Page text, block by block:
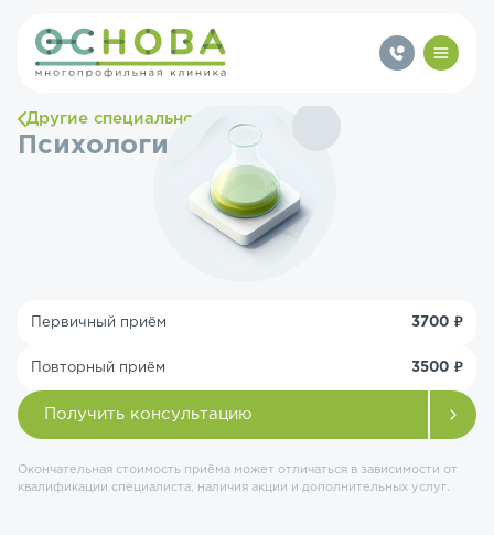
Другие специальности
Психологи
Первичный приём 3700 ₽
Повторный приём 3500 ₽
Получить консультацию
Окончательная стоимость приёма может отличаться в зависимости от
квалификации специалиста, наличия акции и дополнительных услуг.